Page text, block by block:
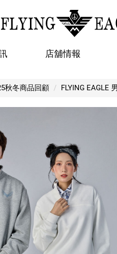
店舖情報
秋冬商品回顧 FLYING EAGLE